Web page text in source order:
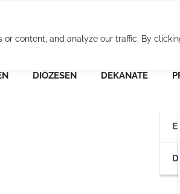
content, and analyze our traffic. By
DIÖZESEN DEKANATE